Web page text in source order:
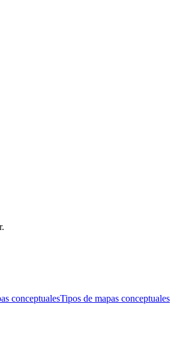
conceptualesTipos de mapas conceptuales